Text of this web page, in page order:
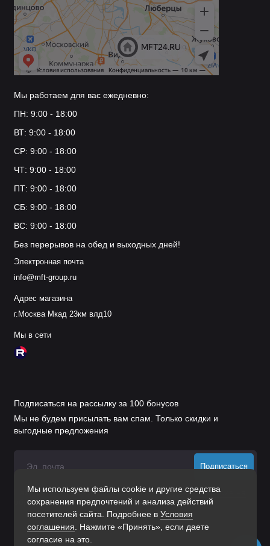
Мы используем файлы cookie и другие средства
сохранения предпочтений и анализа действий
посетителей сайта. Подробнее в Условия
соглашения . Нажмите «Принять», если даете
согласие на это.
Мы работаем для вас ежедневно:
ПН: 9:00 - 18:00
ВТ: 9:00 - 18:00
СР: 9:00 - 18:00
ЧТ: 9:00 - 18:00
ПТ: 9:00 - 18:00
СБ: 9:00 - 18:00
ВС: 9:00 - 18:00
Без перерывов на обед и выходных дней!
Электронная почта
info@mft-group.ru
Адрес магазина
г.Москва Мкад 23км влд10
Мы в сети
Подписаться на рассылку за 100 бонусов
Мы не будем присылать вам спам. Только скидки и
выгодные предложения
Подписаться
Нажимая на кнопку «Подписаться», Вы даетесогласие на
обработку персональных данных.